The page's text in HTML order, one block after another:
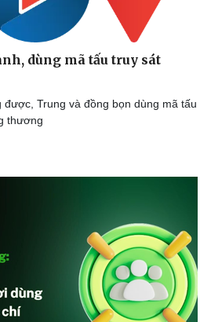
dùng mã tấu truy sát
được, Trung và đồng bọn dùng mã tấu
thương